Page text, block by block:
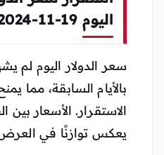
اليوم 19-11-2024
سعر الدولار اليوم لم
بالأيام السابقة، مما
الاستقرار. الأسعار بين
يعكس توازنًا في